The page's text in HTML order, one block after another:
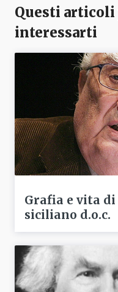
Questi
interessarti
Grafia e vita
siciliano d.o.c.